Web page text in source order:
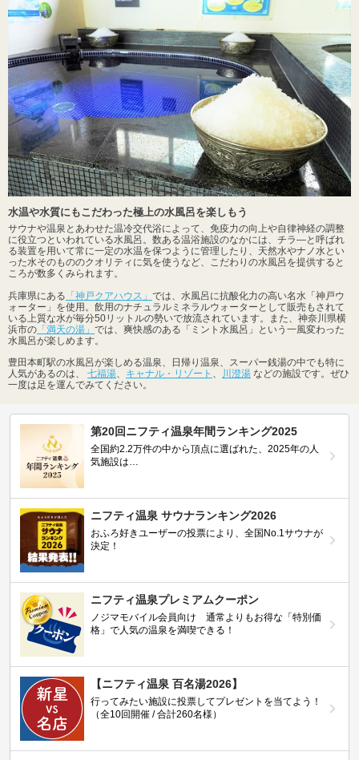
水温や水質にもこだわった極上の水風呂を楽しもう
サウナや温泉とあわせた温冷交代浴によって、免疫力の向上や自律神経の調整
に役立つといわれている水風呂。数ある温浴施設のなかには、チラ―と呼ばれ
る装置を用いて常に一定の水温を保つように管理したり、天然水やナノ水とい
った水そのもののクオリティに気を使うなど、こだわりの水風呂を提供すると
ころが数多くみられます。
兵庫県にある 「神戸クアハウス」 では、水風呂に抗酸化力の高い名水「神戸ウ
ォーター」を使用。飲用のナチュラルミネラルウォーターとして販売もされて
いる上質な水が毎分50リットルの勢いで放流されています。また、神奈川県横
浜市の 「満天の湯」 では、爽快感のある「ミント水風呂」という一風変わった
水風呂が楽しめます。
豊田本町駅の水風呂が楽しめる温泉、日帰り温泉、スーパー銭湯の中でも特に
人気があるのは、 七福湯 キャナル・リゾート 川澄湯 などの施設です。ぜひ
一度は足を運んでみてください。
第20回ニフティ温泉年間ランキング2025
全国約2.2万件の中から頂点に選ばれた、2025年の人
気施設は…
ニフティ温泉 サウナランキング2026
おふろ好きユーザーの投票により、全国No.1サウナが
決定！
ニフティ温泉プレミアムクーポン
ノジマモバイル会員向け 通常よりもお得な「特別価
格」で人気の温泉を満喫できる！
【ニフティ温泉 百名湯2026】
行ってみたい施設に投票してプレゼントを当てよう！
（全10回開催 / 合計260名様）